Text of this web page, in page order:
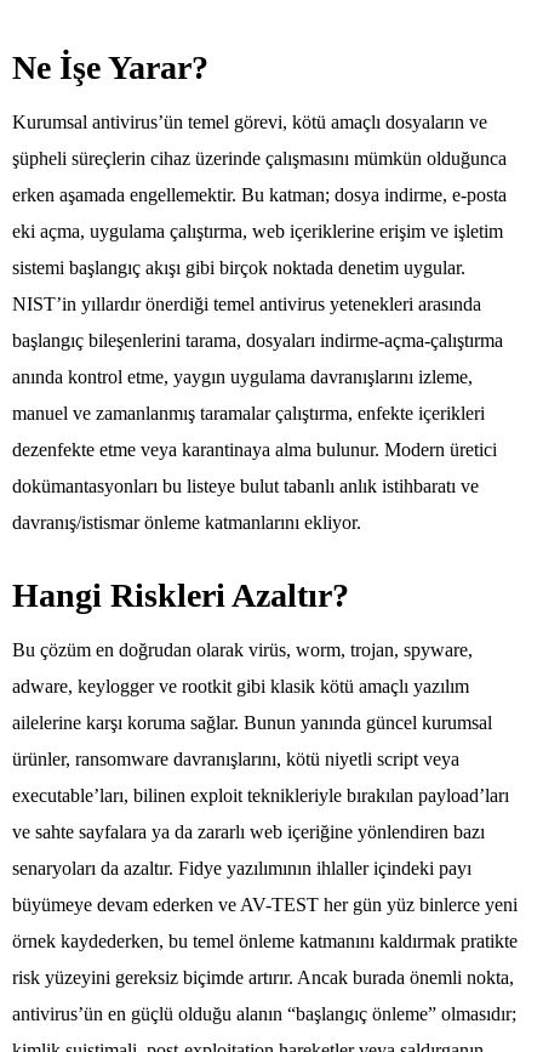
Ne İşe Yarar?
Kurumsal antivirus’ün temel görevi, kötü amaçlı dosyaların ve
şüpheli süreçlerin cihaz üzerinde çalışmasını mümkün olduğunca
erken aşamada engellemektir. Bu katman; dosya indirme, e-posta
eki açma, uygulama çalıştırma, web içeriklerine erişim ve işletim
sistemi başlangıç akışı gibi birçok noktada denetim uygular.
NIST’in yıllardır önerdiği temel antivirus yetenekleri arasında
başlangıç bileşenlerini tarama, dosyaları indirme-açma-çalıştırma
anında kontrol etme, yaygın uygulama davranışlarını izleme,
manuel ve zamanlanmış taramalar çalıştırma, enfekte içerikleri
dezenfekte etme veya karantinaya alma bulunur. Modern üretici
dokümantasyonları bu listeye bulut tabanlı anlık istihbaratı ve
davranış/istismar önleme katmanlarını ekliyor.
Hangi Riskleri Azaltır?
Bu çözüm en doğrudan olarak virüs, worm, trojan, spyware,
adware, keylogger ve rootkit gibi klasik kötü amaçlı yazılım
ailelerine karşı koruma sağlar. Bunun yanında güncel kurumsal
ürünler, ransomware davranışlarını, kötü niyetli script veya
executable’ları, bilinen exploit teknikleriyle bırakılan payload’ları
ve sahte sayfalara ya da zararlı web içeriğine yönlendiren bazı
senaryoları da azaltır. Fidye yazılımının ihlaller içindeki payı
büyümeye devam ederken ve AV-TEST her gün yüz binlerce yeni
örnek kaydederken, bu temel önleme katmanını kaldırmak pratikte
risk yüzeyini gereksiz biçimde artırır. Ancak burada önemli nokta,
antivirus’ün en güçlü olduğu alanın “başlangıç önleme” olmasıdır;